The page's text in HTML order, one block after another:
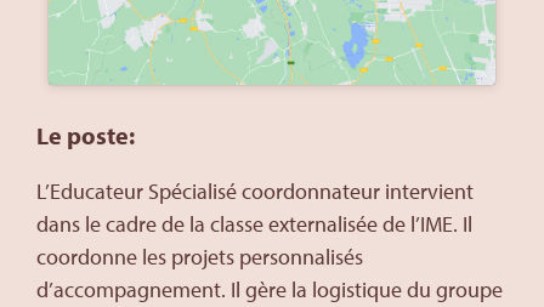
Le poste:
L’Educateur Spécialisé coordonnateur intervient
dans le cadre de la classe externalisée de l’IME. Il
coordonne les projets personnalisés
d’accompagnement. Il gère la logistique du groupe